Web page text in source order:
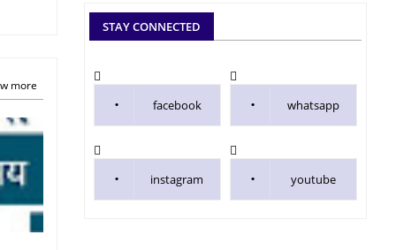
more
STAY CONNECTED
facebook whatsapp
instagram youtube